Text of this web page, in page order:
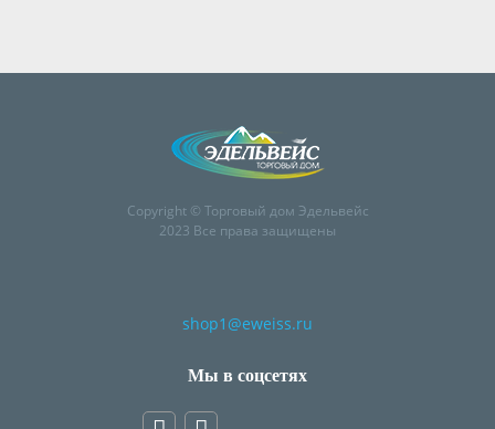
Copyright © Торговый дом Эдельвейс
2023 Все права защищены
shop1@eweiss.ru
Мы в соцсетях